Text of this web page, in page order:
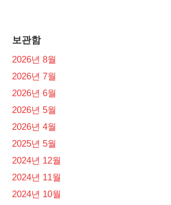
보관함
2026년 8월
2026년 7월
2026년 6월
2026년 5월
2026년 4월
2025년 5월
2024년 12월
2024년 11월
2024년 10월